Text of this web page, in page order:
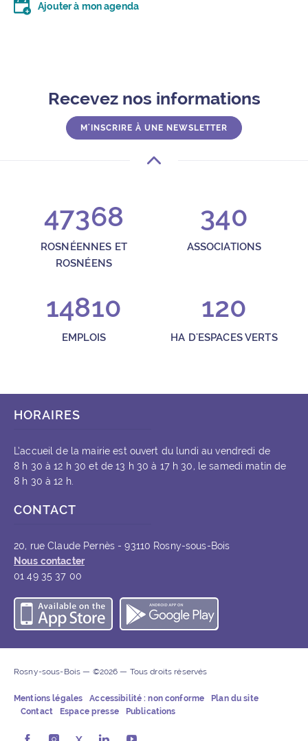
Ajouter à mon agenda
Télécharger le fichier .ics (moins d’un kilo-octet)
Recevez nos informations
M'INSCRIRE À UNE NEWSLETTER
47368
ROSNÉENNES ET
ROSNÉENS
340
ASSOCIATIONS
14810
EMPLOIS
120
HA D'ESPACES VERTS
HORAIRES
L’accueil de la mairie est ouvert du lundi au vendredi de
8 h 30 à 12 h 30 et de 13 h 30 à 17 h 30, le samedi matin de
8 h 30 à 12 h.
CONTACT
20, rue Claude Pernès - 93110 Rosny-sous-Bois
Nous contacter
01 49 35 37 00
Télécharger l’application iOS
Rosny-sous-Bois — ©2026 — Tous droits réservés
Mentions légales Accessibilité : non conforme
Plan du site
Contact
Espace presse Publications